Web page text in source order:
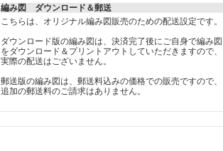
編み図 ダウンロード＆郵送
こちらは、オリジナル編み図販売のための配送設定です。
ダウンロード版の編み図は、決済完了後にご自身で編み図
をダウンロード＆プリントアウトしていただきますので、
実際の配送はございません。
郵送版の編み図は、郵送料込みの価格での販売ですので、
追加の郵送料のご請求はありません。